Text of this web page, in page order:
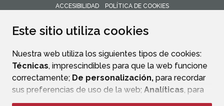
Este sitio utiliza cookies
Nuestra web utiliza los siguientes tipos de cookies:
Técnicas, imprescindibles para que la web funcione
correctamente; De personalización, para recordar
sus preferencias de uso de la web; Analíticas, para
mejorar el funcionamiento de la web y sus servicios.
ACCESIBILIDAD
POLÍTICA DE COOKIES